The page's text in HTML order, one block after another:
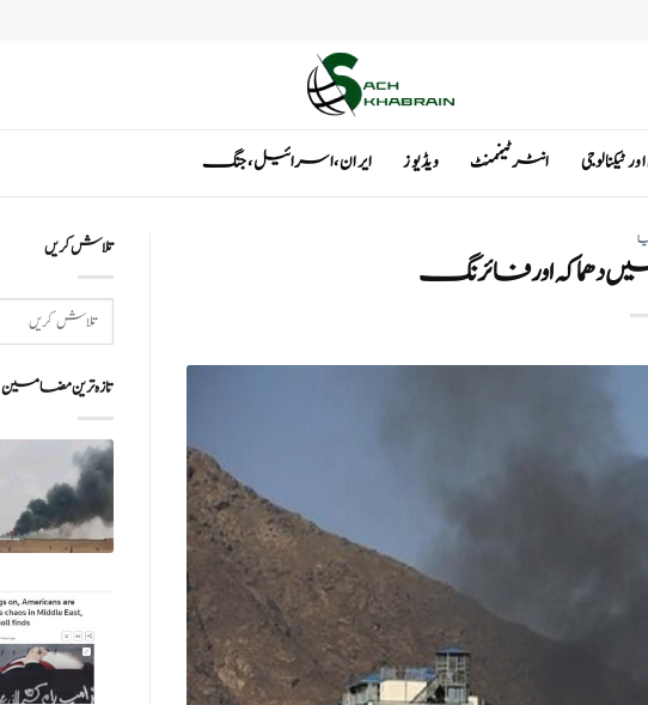
انٹرٹینمنٹ ویڈیوز ایران ، اسرائیل ، جنگ
دھماکہ اور فائرنگ
تلاش کریں
تازہ ترین مضامین